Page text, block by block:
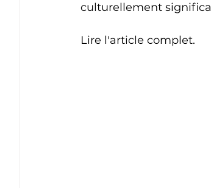
culturellement
Lire l'article complet.